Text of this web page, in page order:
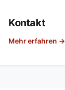
Kontakt
Mehr erfahren →